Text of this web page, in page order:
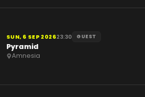
SUN, 6 SEP 202623:30 GUEST
Pyramid
Amnesia